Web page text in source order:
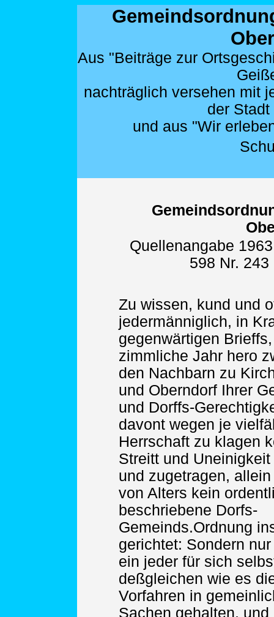
Aus "Beiträge zur
nachträglich versehen mit
der
und aus "Wir
Quellenangabe
598 Nr.
Zu wissen, kund und
jedermänniglich, in
gegenwärtigen
zimmliche Jahr hero
den Nachbarn zu
und Oberndorf Ihrer
und Dorffs-
davont wegen je
Herrschaft zu klagen
Streitt und
und zugetragen,
von Alters kein
beschriebene Dorfs-
Gemeinds.Ordnung
gerichtet: Sondern
ein jeder für sich
deßgleichen wie es
Vorfahren in
Sachen gehalten, und